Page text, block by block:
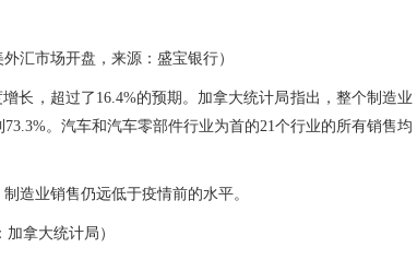
汇市场开盘，来源：盛宝银行）
长，超过了16.4%的预期。加拿大统计局指出，整个制造业
。汽车和汽车零部件行业为首的21个行业的所有销售均
造业销售仍远低于疫情前的水平。
加拿大统计局）